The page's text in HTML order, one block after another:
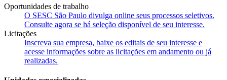
Oportunidades de trabalho
O SESC São Paulo divulga online seus processos seletivos.
Consulte agora se há seleção disponível de seu interesse.
Licitações
Inscreva sua empresa, baixe os editais de seu interesse e
acesse informações sobre as licitações em andamento ou já
realizadas.